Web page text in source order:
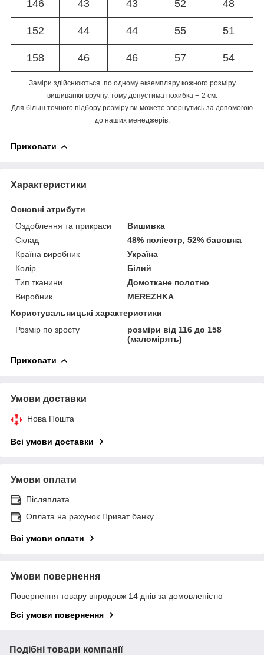
146 43 43 52 48
152 44 44 55 51
158 46 46 57 54
Заміри здійснюються по одному екземпляру кожного розміру
вишиванки вручну, тому допустима похибка +-2 см.
Для більш точного підбору розміру ви можете звернутись за допомогою
до наших менеджерів.
Приховати
Характеристики
Основні атрибути
Оздоблення та прикраси
Вишивка
Склад
48% поліестр, 52% бавовна
Країна виробник
Україна
Колір
Білий
Тип тканини
Домоткане полотно
Виробник
MEREZHKA
Користувальницькі характеристики
Розмір по зросту
розміри від 116 до 158
(маломірять)
Приховати
Умови доставки
Нова Пошта
Всі умови доставки
Умови оплати
Післяплата
Оплата на рахунок Приват банку
Всі умови оплати
Умови повернення
Повернення товару впродовж 14 днів за домовленістю
Всі умови повернення
Подібні товари компанії